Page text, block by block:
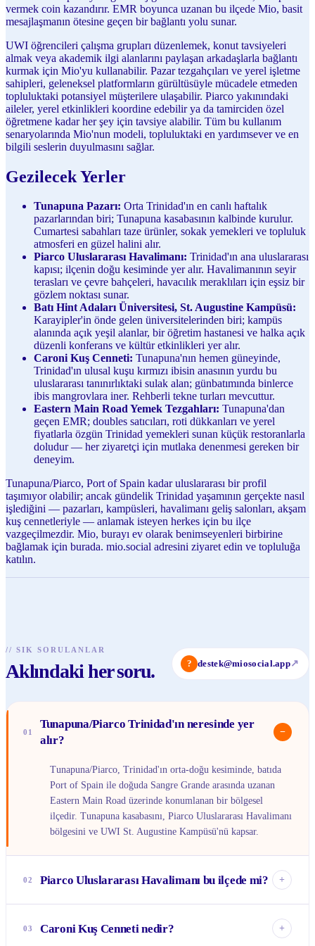
vermek coin kazandırır. EMR boyunca uzanan bu ilçede Mio, basit
mesajlaşmanın ötesine geçen bir bağlantı yolu sunar.
UWI öğrencileri çalışma grupları düzenlemek, konut tavsiyeleri
almak veya akademik ilgi alanlarını paylaşan arkadaşlarla bağlantı
kurmak için Mio'yu kullanabilir. Pazar tezgahçıları ve yerel işletme
sahipleri, geleneksel platformların gürültüsüyle mücadele etmeden
topluluktaki potansiyel müşterilere ulaşabilir. Piarco yakınındaki
aileler, yerel etkinlikleri koordine edebilir ya da tamirciden özel
öğretmene kadar her şey için tavsiye alabilir. Tüm bu kullanım
senaryolarında Mio'nun modeli, topluluktaki en yardımsever ve en
bilgili seslerin duyulmasını sağlar.
Gezilecek Yerler
Tunapuna Pazarı: Orta Trinidad'ın en canlı haftalık
pazarlarından biri; Tunapuna kasabasının kalbinde kurulur.
Cumartesi sabahları taze ürünler, sokak yemekleri ve topluluk
atmosferi en güzel halini alır.
Piarco Uluslararası Havalimanı: Trinidad'ın ana uluslararası
kapısı; ilçenin doğu kesiminde yer alır. Havalimanının seyir
terasları ve çevre bahçeleri, havacılık meraklıları için eşsiz bir
gözlem noktası sunar.
Batı Hint Adaları Üniversitesi, St. Augustine Kampüsü:
Karayipler'in önde gelen üniversitelerinden biri; kampüs
alanında açık yeşil alanlar, bir öğretim hastanesi ve halka açık
düzenli konferans ve kültür etkinlikleri yer alır.
Caroni Kuş Cenneti: Tunapuna'nın hemen güneyinde,
Trinidad'ın ulusal kuşu kırmızı ibisin anasının yurdu bu
uluslararası tanınırlıktaki sulak alan; günbatımında binlerce
ibis mangrovlara iner. Rehberli tekne turları mevcuttur.
Eastern Main Road Yemek Tezgahları: Tunapuna'dan
geçen EMR; doubles satıcıları, roti dükkanları ve yerel
fiyatlarla özgün Trinidad yemekleri sunan küçük restoranlarla
doludur — her ziyaretçi için mutlaka denenmesi gereken bir
deneyim.
Tunapuna/Piarco, Port of Spain kadar uluslararası bir profil
taşımıyor olabilir; ancak gündelik Trinidad yaşamının gerçekte nasıl
işlediğini — pazarları, kampüsleri, havalimanı geliş salonları, akşam
kuş cennetleriyle — anlamak isteyen herkes için bu ilçe
vazgeçilmezdir. Mio, burayı ev olarak benimseyenleri birbirine
bağlamak için burada. mio.social adresini ziyaret edin ve topluluğa
katılın.
// SIK SORULANLAR
Aklındaki her soru. ? destek@miosocial.app↗
01
Tunapuna/Piarco Trinidad'ın neresinde yer
alır?
−
Tunapuna/Piarco, Trinidad'ın orta-doğu kesiminde, batıda
Port of Spain ile doğuda Sangre Grande arasında uzanan
Eastern Main Road üzerinde konumlanan bir bölgesel
ilçedir. Tunapuna kasabasını, Piarco Uluslararası Havalimanı
bölgesini ve UWI St. Augustine Kampüsü'nü kapsar.
02 Piarco Uluslararası Havalimanı bu ilçede mi? +
Uluslararası Havalimanı, Tunapuna/Piarco ilçesinin doğu
03 Caroni Kuş Cenneti nedir? +